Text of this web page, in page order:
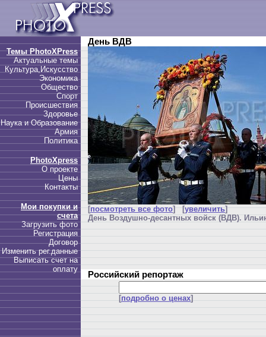
Темы PhotoXPress
Актуальные темы
Культура,Искусство
Экономика
Общество
Спорт
Происшествия
Здоровье
Наука и Образование
Армия
Политика
PhotoXpress
О проекте
Цены
Контакты
Мои покупки и
счета
Загрузить фото
Регистрация
Договор
Изменить рег.данные
Выписать счет на
оплату
День ВДВ
[посмотреть все фото] [увеличить]
День Воздушно-десантных войск (ВДВ).
Российский репортаж
[подробно о ценах]